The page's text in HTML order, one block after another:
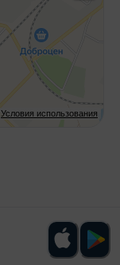
Условия использования